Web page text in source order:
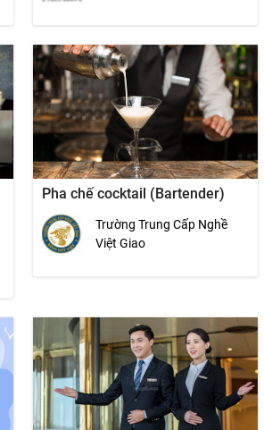
Pha chế cocktail (Bartender)
Trường Trung Cấp Nghề
Việt Giao